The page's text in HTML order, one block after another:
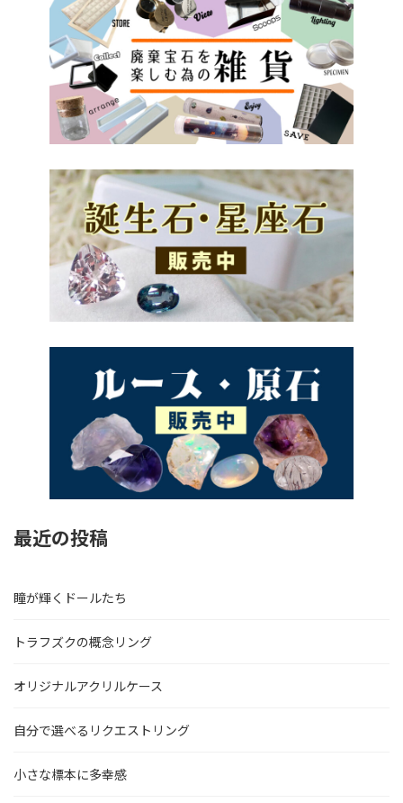
最近の投稿
瞳が輝くドールたち
トラフズクの概念リング
オリジナルアクリルケース
自分で選べるリクエストリング
小さな標本に多幸感